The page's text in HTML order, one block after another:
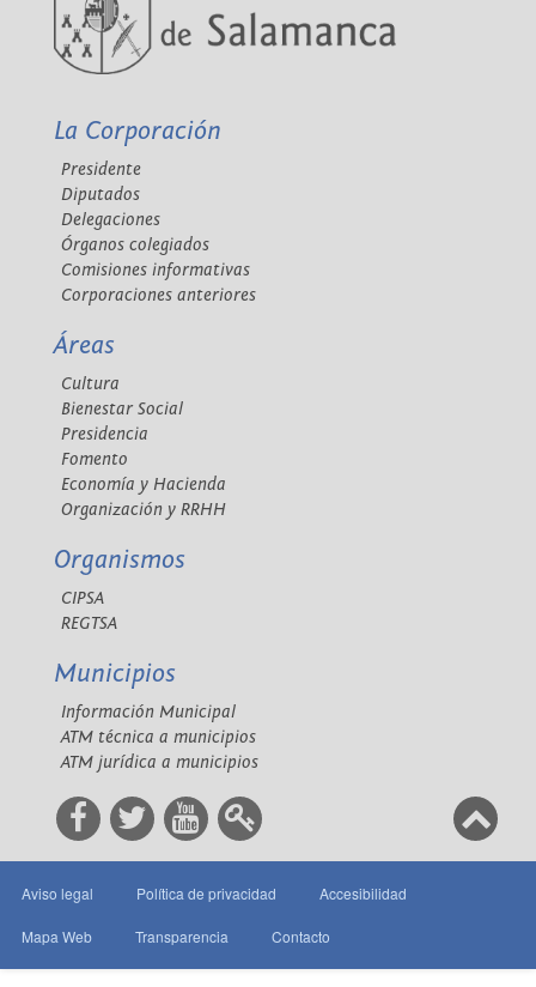
La Corporación
Presidente
Diputados
Delegaciones
Órganos colegiados
Comisiones informativas
Corporaciones anteriores
Áreas
Cultura
Bienestar Social
Presidencia
Fomento
Economía y Hacienda
Organización y RRHH
Organismos
CIPSA
REGTSA
Municipios
Información Municipal
ATM técnica a municipios
ATM jurídica a municipios
Aviso legal Política de privacidad Accesibilidad
Mapa Web Transparencia Contacto